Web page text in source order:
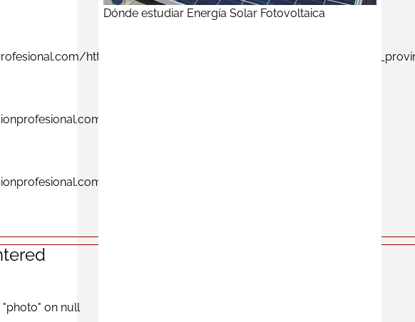
httpdocs/application/views/frontend/courses/
httpdocs/application/controllers/Courses.php
httpdocs/index.php
on null
Dónde estudiar Energía Solar Fotovoltaica